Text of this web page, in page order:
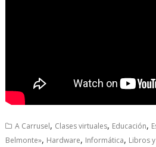
A Carrusel, Clases virtuales, Educación,
Belmonte», Hardware, Informática, Libros